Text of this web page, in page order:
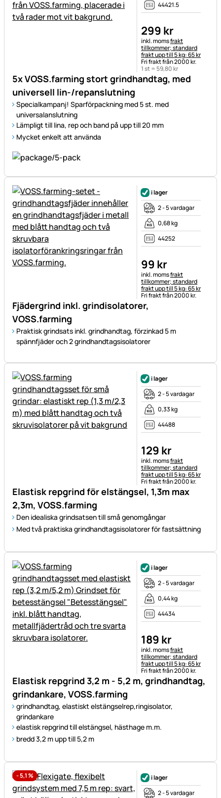
5x VOSS.farming stort grindhandtag, med
universell lin-/repanslutning
Specialkampanj! Sparförpackning med 5 st. med
universalanslutning
Lämpligt till lina, rep och band på upp till 20 mm
Mycket enkelt att använda
44421.5
299 kr
Skatteinformation:
inkl. momsfrakt
tillkommer; standard
frakt upp till 5 kg: 65 kr
Fri frakt från 2000 kr.
1 st = 59,80kr
Fjädergrind inkl. grindisolatorer,
VOSS.farming
Praktisk grindsats inkl. grindhandtag, förzinkad 5 m
spännfjäder och 2 grindhandtagsisolatorer
i lager
2 - 5 vardagar
0,68 kg
44252
99 kr
Skatteinformation:
inkl. momsfrakt
tillkommer; standard
frakt upp till 5 kg: 65 kr
Fri frakt från 2000 kr.
Elastisk repgrind för elstängsel, 1,3m max
2,3m, VOSS.farming
Den idealiska grindsatsen till små genomgångar
Med två praktiska grindhandtagsisolatorer för fastsättning
i lager
2 - 5 vardagar
0,33 kg
44488
129 kr
Skatteinformation:
inkl. momsfrakt
tillkommer; standard
frakt upp till 5 kg: 65 kr
Fri frakt från 2000 kr.
Elastisk repgrind 3,2 m - 5,2 m, grindhandtag,
grindankare, VOSS.farming
grindhandtag, elastiskt elstängselrep,ringisolator,
grindankare
elastisk repgrind till elstängsel, hästhage m.m.
bredd 3,2 m upp till 5,2 m
i lager
2 - 5 vardagar
0,44 kg
44434
189 kr
Skatteinformation:
inkl. momsfrakt
tillkommer; standard
frakt upp till 5 kg: 65 kr
Fri frakt från 2000 kr.
-5,1%
i lager
2 - 5 vardagar